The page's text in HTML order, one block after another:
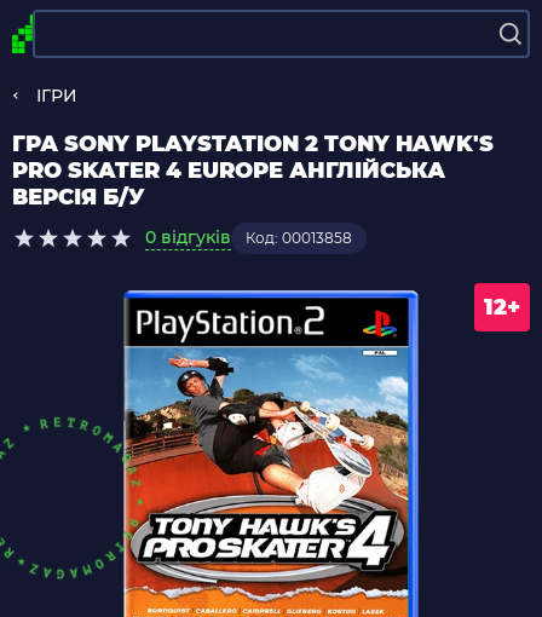
ІГРИ
ГРА SONY PLAYSTATION 2 TONY HAWK'S
PRO SKATER 4 EUROPE АНГЛІЙСЬКА
ВЕРСІЯ Б/У
0 відгуків Код: 00013858
12+